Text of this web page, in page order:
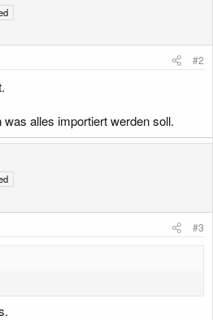
#2
alles importiert werden soll.
#3